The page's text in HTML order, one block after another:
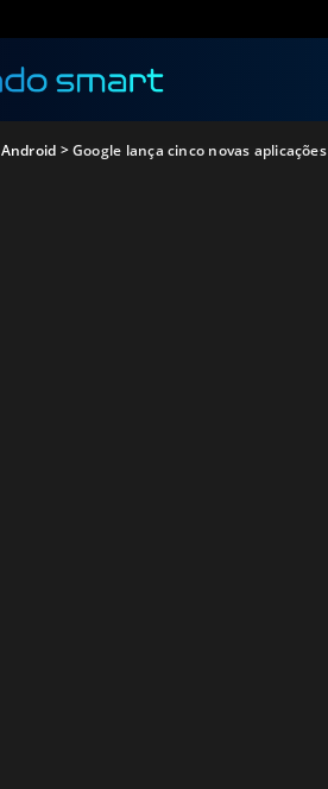
Android >Google lança cinco novas aplicações